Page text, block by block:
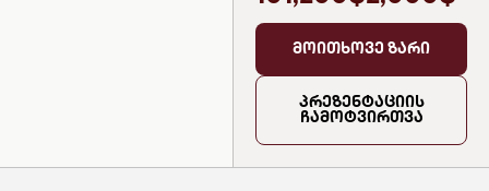
მოითხოვე ზარი
პრეზენტაციის
ჩამოტვირთვა